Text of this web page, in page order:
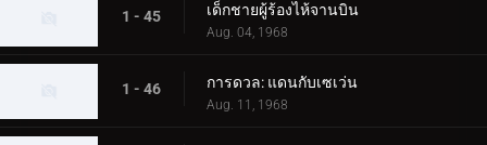
1 - 45 เด็กชายผู้ร้องไห้จานบิน
Aug. 04, 1968
1 - 46 การดวล: แดนกับเซเว่น
Aug. 11, 1968